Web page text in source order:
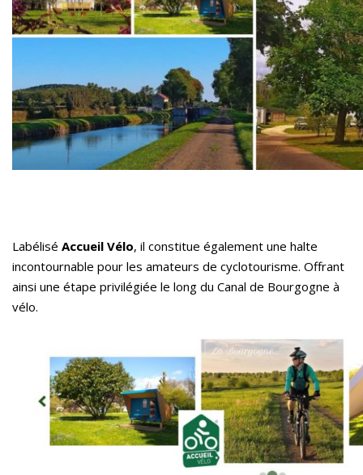
Labélisé Accueil Vélo, il constitue également une halte
incontournable pour les amateurs de cyclotourisme. Offrant
ainsi une étape privilégiée le long du Canal de Bourgogne à
vélo.